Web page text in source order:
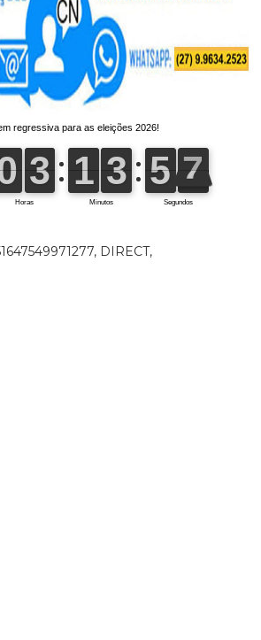
DIRECT,